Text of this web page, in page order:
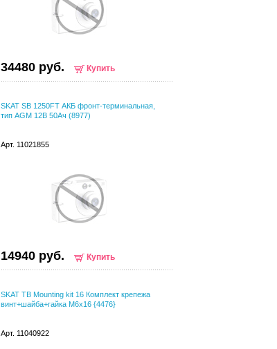
34480 руб. Купить
SKAT SB 1250FT АКБ фронт-терминальная,
тип AGM 12В 50Ач (8977)
Арт. 11021855
14940 руб. Купить
SKAT TB Mounting kit 16 Комплект крепежа
винт+шайба+гайка M6x16 {4476}
Арт. 11040922